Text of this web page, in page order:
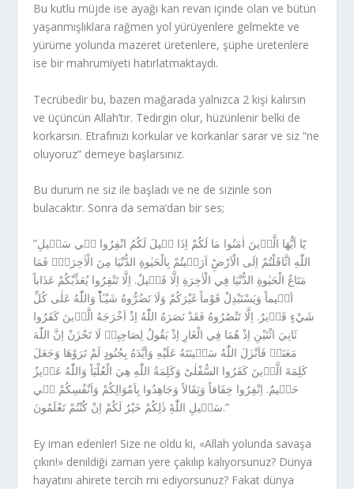
Bu kutlu müjde ise ayağı kan revan içinde olan ve bütün
yaşanmışlıklara rağmen yol yürüyenlere gelmekte ve
yürüme yolunda mazeret üretenlere, şüphe üretenlere
ise bir mahrumiyeti hatırlatmaktaydı.
Tecrübedir bu, bazen mağarada yalnızca 2 kişi kalırsın
ve üçüncün Allah’tır. Tedirgin olur, hüzünlenir belki de
korkarsın. Etrafınızı korkular ve korkanlar sarar ve siz “ne
oluyoruz” demeye başlarsınız.
Bu durum ne siz ile başladı ve ne de sizinle son
bulacaktır. Sonra da sema’dan bir ses;
‎”يَٓا اَيُّهَا الَّذٖينَ اٰمَنُوا مَا لَكُمْ اِذَا قٖيلَ لَكُمُ انْفِرُوا فٖي سَبٖيلِ
اللّٰهِ اثَّاقَلْتُمْ اِلَى الْاَرْضِؕ اَرَضٖيتُمْ بِالْحَيٰوةِ الدُّنْيَا مِنَ الْاٰخِرَةِۚ فَمَا
مَتَاعُ الْحَيٰوةِ الدُّنْيَا فِي الْاٰخِرَةِ اِلَّا قَلٖيلٌ. اِلَّا تَنْفِرُوا يُعَذِّبْكُمْ عَذَاباً
اَلٖيماً وَيَسْتَبْدِلْ قَوْماً غَيْرَكُمْ وَلَا تَضُرُّوهُ شَيْـٔاًؕ وَاللّٰهُ عَلٰى كُلِّ
شَيْءٍ قَدٖيرٌ. اِلَّا تَنْصُرُوهُ فَقَدْ نَصَرَهُ اللّٰهُ اِذْ اَخْرَجَهُ الَّذٖينَ كَفَرُوا
ثَانِيَ اثْنَيْنِ اِذْ هُمَا فِي الْغَارِ اِذْ يَقُولُ لِصَاحِبِهٖ لَا تَحْزَنْ اِنَّ اللّٰهَ
مَعَنَاۚ فَاَنْزَلَ اللّٰهُ سَكٖينَتَهُ عَلَيْهِ وَاَيَّدَهُ بِجُنُودٍ لَمْ تَرَوْهَا وَجَعَلَ
كَلِمَةَ الَّذٖينَ كَفَرُوا السُّفْلٰىؕ وَكَلِمَةُ اللّٰهِ هِيَ الْعُلْيَاؕ وَاللّٰهُ عَزٖيزٌ
حَكٖيمٌ. اِنْفِرُوا خِفَافاً وَثِقَالاً وَجَاهِدُوا بِاَمْوَالِكُمْ وَاَنْفُسِكُمْ فٖي
سَبٖيلِ اللّٰهِؕ ذٰلِكُمْ خَيْرٌ لَكُمْ اِنْ كُنْتُمْ تَعْلَمُونَ.”
Ey iman edenler! Size ne oldu ki, «Allah yolunda savaşa
çıkın!» denildiği zaman yere çakılıp kalıyorsunuz? Dünya
hayatını ahirete tercih mi ediyorsunuz? Fakat dünya